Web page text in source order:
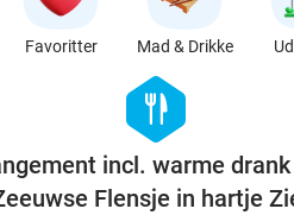
Favoritter Mad & Drikke
hexagon
food
incl. warme
Flensje in hartje